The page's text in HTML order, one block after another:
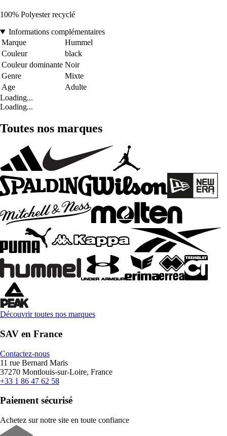
100% Polyester recyclé
Informations complémentaires
Marque
Hummel
Couleur
black
Couleur dominante Noir
Genre
Mixte
Age
Adulte
Loading...
Loading...
Toutes nos marques
Découvrir toutes nos marques
SAV en France
Contactez-nous
11 rue Bernard Maris
37270 Montlouis-sur-Loire, France
+33 1 86 47 62 58
Paiement sécurisé
Achetez sur notre site en toute confiance